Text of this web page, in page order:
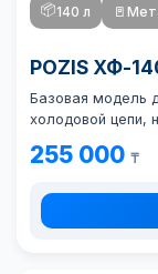
📦140 л 🚪
POZIS ХФ-
Базовая модель
холодовой цепи,
255 000 ₸